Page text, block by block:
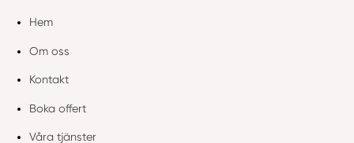
Hem
Om oss
Kontakt
Boka offert
Våra tjänster